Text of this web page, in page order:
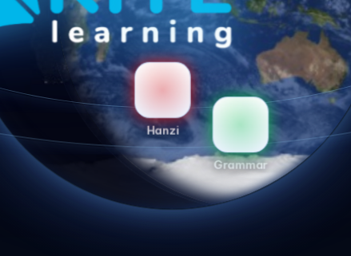
Grammar
Hanzi